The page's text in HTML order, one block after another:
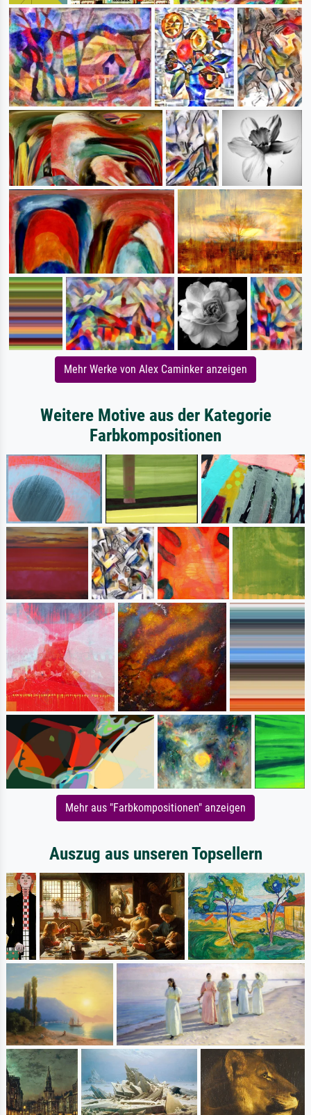
Mehr Werke von Alex Caminker anzeigen
Weitere Motive aus der Kategorie
Farbkompositionen
Mehr aus "Farbkompositionen" anzeigen
Auszug aus unseren Topsellern